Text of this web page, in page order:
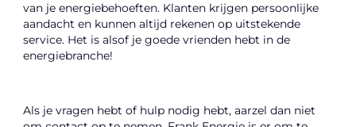
van je energiebehoeften. Klanten krijgen persoonlijke
aandacht en kunnen altijd rekenen op uitstekende
service. Het is alsof je goede vrienden hebt in de
energiebranche!
Als je vragen hebt of hulp nodig hebt, aarzel dan niet